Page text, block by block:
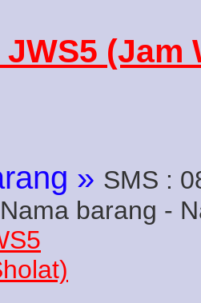
(Jam
» SMS :
barang -